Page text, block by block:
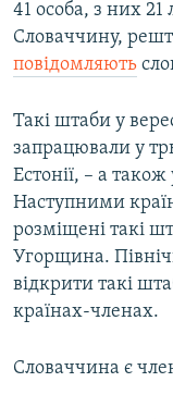
41 особа, з них
Словаччину,
повідомляють
Такі штаби у
запрацювали у
Естонії, – а
Наступними
розміщені такі
Угорщина.
відкрити такі
країнах-членах.
Словаччина є